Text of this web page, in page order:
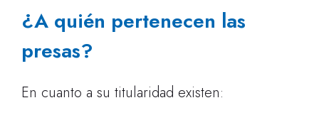
¿A quién pertenecen las
presas?
En cuanto a su titularidad existen: